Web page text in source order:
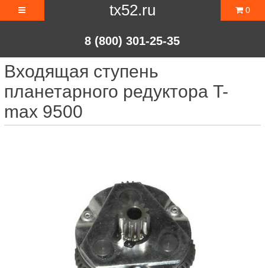
tx52.ru
8 (800) 301-25-35
0
Входящая ступень
планетарного редуктора T-
max 9500